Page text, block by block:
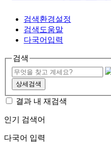
검색환경설정
검색도움말
다국어입력
검색
상세검색
결과 내 재검색
인기 검색어
다국어 입력